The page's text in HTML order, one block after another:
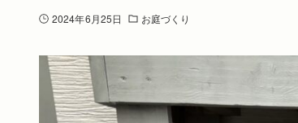
2024年6月25日 お庭づくり